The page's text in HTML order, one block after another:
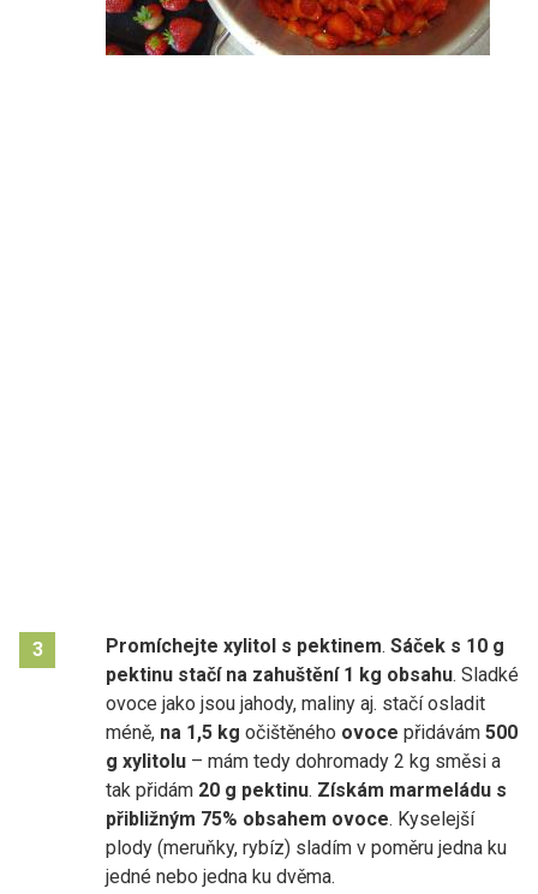
3 Promíchejte xylitol s pektinem. Sáček s 10 g
pektinu stačí na zahuštění 1 kg obsahu. Sladké
ovoce jako jsou jahody, maliny aj. stačí osladit
méně, na 1,5 kg očištěného ovoce přidávám 500
g xylitolu – mám tedy dohromady 2 kg směsi a
tak přidám 20 g pektinu. Získám marmeládu s
přibližným 75% obsahem ovoce. Kyselejší
plody (meruňky, rybíz) sladím v poměru jedna ku
jedné nebo jedna ku dvěma.